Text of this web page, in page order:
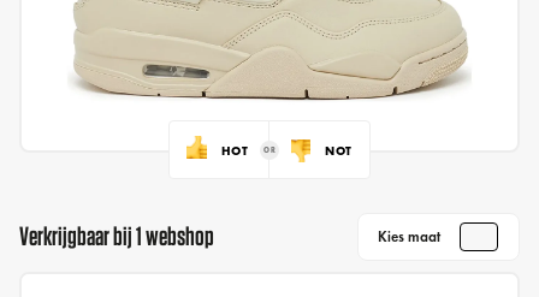
HOT NOT
Verkrijgbaar bij 1 webshop Kies maat